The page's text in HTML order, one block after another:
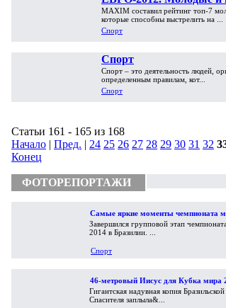
MAXIM составил рейтинг топ-7
которые способны выстрелить на ...
Спорт
Спорт
Спорт – это деятельность людей,
определенным правилам, кот...
Спорт
Статьи 161 - 165 из 168
Начало | Пред. | 24 25 26 27 28 29 30 31 32
Конец
ФОТОРЕПОРТАЖИ
Самые яркие моменты чемпионата
2014
Завершился групповой этап
2014 в Бразилии. ...
Спорт
46-метровый Иисус для Кубка мира
Гигантская надувная копия
Спасителя заплыла&...